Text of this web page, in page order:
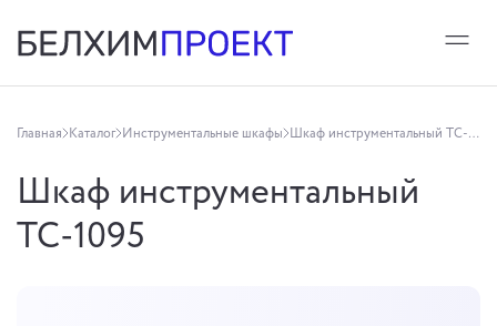
Главная Каталог Инструментальные шкафы Шкаф инструментальный TC-1095
Шкаф инструментальный
TC-1095